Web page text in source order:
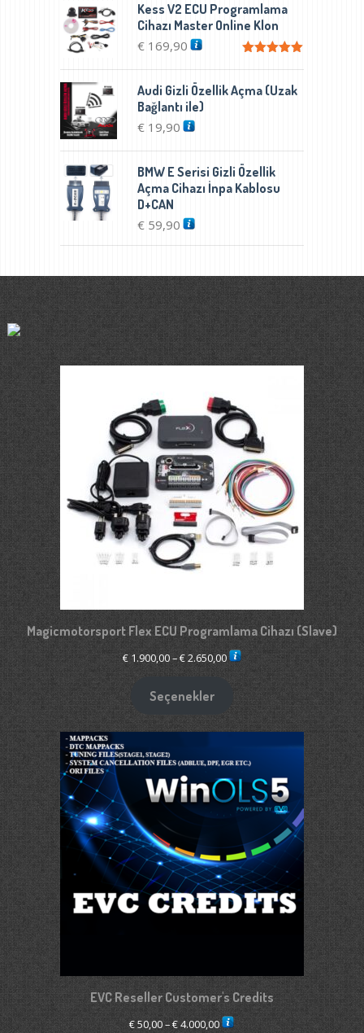
Kess V2 ECU Programlama
Cihazı Master Online Klon
€169,90
Audi Gizli Özellik Açma (Uzak
Bağlantı ile)
€19,90
BMW E Serisi Gizli Özellik
Açma Cihazı İnpa Kablosu
D+CAN
€59,90
Magicmotorsport Flex ECU Programlama Cihazı (Slave)
€1.900,00–€2.650,00Fiyat
aralığı:
€ 1.900,00
€ 2.650,00
Seçenekler
EVC Reseller Customer's Credits
€50,00–€4.000,00Fiyat